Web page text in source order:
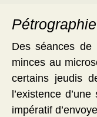
Pétrographie
Des séances de
minces au
certains jeudis
l’existence
impératif